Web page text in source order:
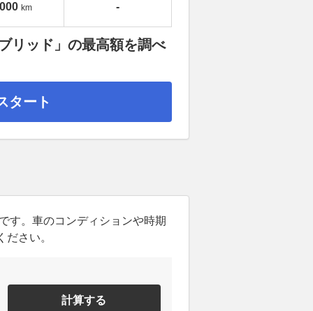
km -
リッド」の最高額を調べ
タート
す。車のコンディションや時期
さい。
計算する